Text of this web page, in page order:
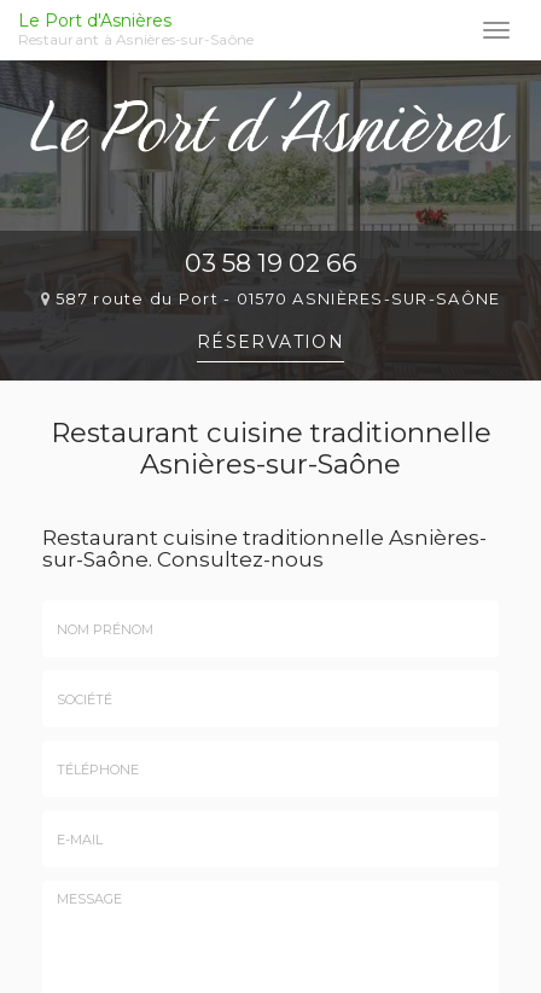
Aller
au
contenu
principal
Le Port d'Asnières
Restaurant à Asnières-sur-Saône
03 58 19 02 66
587 route du Port - 01570 ASNIÈRES-SUR-SAÔNE
RÉSERVATION
Restaurant cuisine traditionnelle
Asnières-sur-Saône
Restaurant cuisine traditionnelle Asnières-
sur-Saône. Consultez-nous